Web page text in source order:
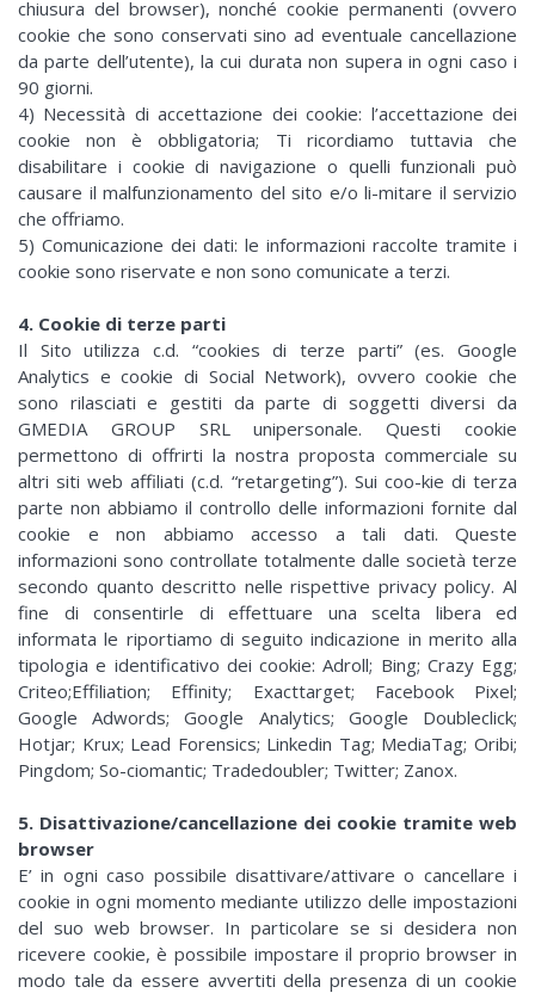
chiusura del browser), nonché cookie permanenti (ovvero
cookie che sono conservati sino ad eventuale cancellazione
da parte dell’utente), la cui durata non supera in ogni caso i
90 giorni.
4) Necessità di accettazione dei cookie: l’accettazione dei
cookie non è obbligatoria; Ti ricordiamo tuttavia che
disabilitare i cookie di navigazione o quelli funzionali può
causare il malfunzionamento del sito e/o li-mitare il servizio
che offriamo.
5) Comunicazione dei dati: le informazioni raccolte tramite i
cookie sono riservate e non sono comunicate a terzi.
4. Cookie di terze parti
Il Sito utilizza c.d. “cookies di terze parti” (es. Google
Analytics e cookie di Social Network), ovvero cookie che
sono rilasciati e gestiti da parte di soggetti diversi da
GMEDIA GROUP SRL unipersonale. Questi cookie
permettono di offrirti la nostra proposta commerciale su
altri siti web affiliati (c.d. “retargeting”). Sui coo-kie di terza
parte non abbiamo il controllo delle informazioni fornite dal
cookie e non abbiamo accesso a tali dati. Queste
informazioni sono controllate totalmente dalle società terze
secondo quanto descritto nelle rispettive privacy policy. Al
fine di consentirle di effettuare una scelta libera ed
informata le riportiamo di seguito indicazione in merito alla
tipologia e identificativo dei cookie: Adroll; Bing; Crazy Egg;
Criteo;Effiliation; Effinity; Exacttarget; Facebook Pixel;
Google Adwords; Google Analytics; Google Doubleclick;
Hotjar; Krux; Lead Forensics; Linkedin Tag; MediaTag; Oribi;
Pingdom; So-ciomantic; Tradedoubler; Twitter; Zanox.
5. Disattivazione/cancellazione dei cookie tramite web
browser
E’ in ogni caso possibile disattivare/attivare o cancellare i
cookie in ogni momento mediante utilizzo delle impostazioni
del suo web browser. In particolare se si desidera non
ricevere cookie, è possibile impostare il proprio browser in
modo tale da essere avvertiti della presenza di un cookie